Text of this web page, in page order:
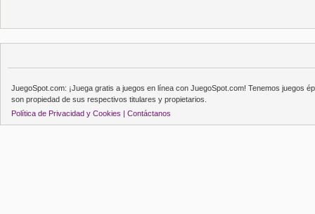
JuegoSpot.com: ¡Juega gratis a juegos en línea con JuegoSpot.com! Tenemos juegos
son propiedad de sus respectivos titulares y propietarios.
Política de Privacidad y Cookies | Contáctanos